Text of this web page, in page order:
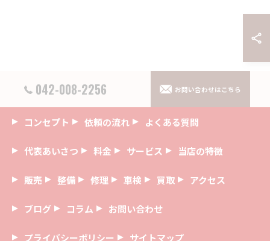
042-008-2256 お問い合わせはこちら
コンセプト 依頼の流れ よくある質問
代表あいさつ 料金 サービス 当店の特徴
販売 整備 修理 車検 買取 アクセス
ブログ コラム お問い合わせ
プライバシーポリシー サイトマップ